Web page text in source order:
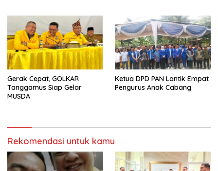
Gerak Cepat, GOLKAR
Tanggamus Siap Gelar
MUSDA
Ketua DPD PAN Lantik Empat
Pengurus Anak Cabang
Rekomendasi untuk kamu